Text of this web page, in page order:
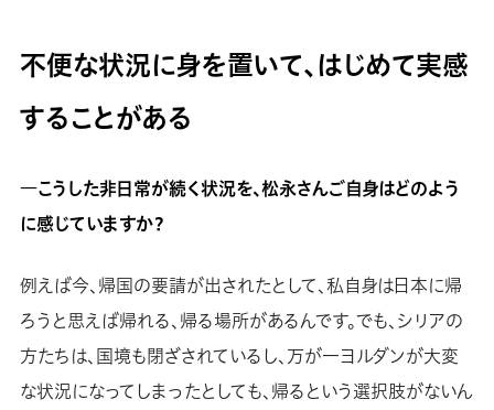
不便な状況に身を置いて、はじめて実感
することがある
―こうした非日常が続く状況を、松永さんご自身はどのよう
に感じていますか？
例えば今、帰国の要請が出されたとして、私自身は日本に帰
ろうと思えば帰れる、帰る場所があるんです。でも、シリアの
方たちは、国境も閉ざされているし、万が一ヨルダンが大変
な状況になってしまったとしても、帰るという選択肢がないん